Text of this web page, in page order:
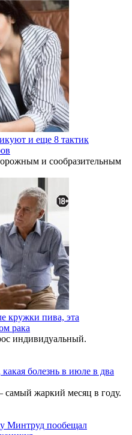
и еще 8 тактик
и сообразительным
кружки пива, эта
рака
индивидуальный.
болезнь в июле в два
жаркий месяц в году.
Минтруд пообещал